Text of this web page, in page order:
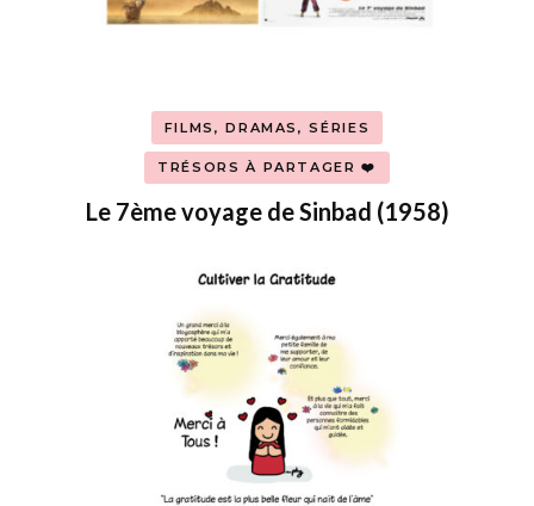
FILMS, DRAMAS, SÉRIES
TRÉSORS À PARTAGER ❤️
Le 7ème voyage de Sinbad (1958)